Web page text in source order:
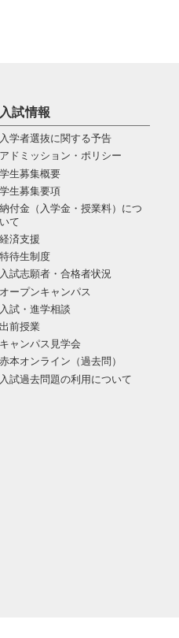
入試情報
入学者選抜に関する予告
アドミッション・ポリシー
学生募集概要
学生募集要項
納付金（入学金・授業料）につ
いて
経済支援
特待生制度
入試志願者・合格者状況
オープンキャンパス
入試・進学相談
出前授業
キャンパス見学会
赤本オンライン（過去問）
入試過去問題の利用について